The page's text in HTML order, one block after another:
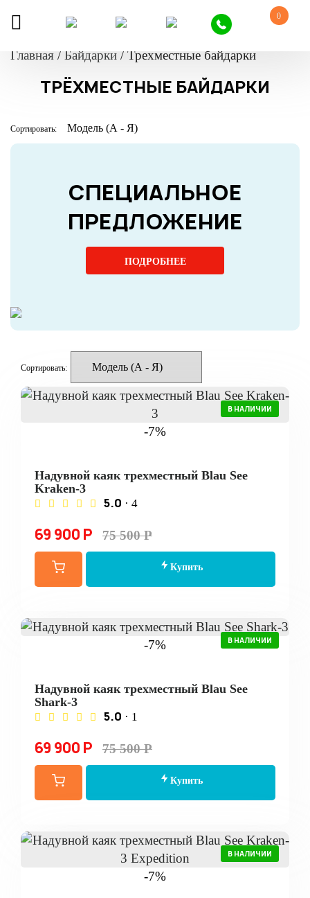
0
Главная / Байдарки / Трехместные байдарки
ТРЁХМЕСТНЫЕ БАЙДАРКИ
Сортировать:
СПЕЦИАЛЬНОЕ
ПРЕДЛОЖЕНИЕ
ПОДРОБНЕЕ
Сортировать:
-7%
В НАЛИЧИИ
Надувной каяк трехместный Blau See
Kraken-3
5.0 · 4
69 900 Р 75 500 Р
Купить
-7% В НАЛИЧИИ
Надувной каяк трехместный Blau See
Shark-3
5.0 · 1
69 900 Р 75 500 Р
Купить
-7%
В НАЛИЧИИ